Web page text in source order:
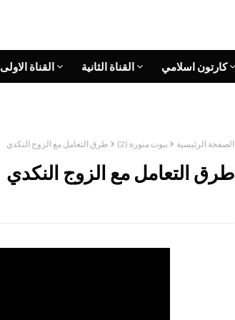
القناة الاولى القناة الثانية كارتون اسلامي
الصفحة الرئيسية بيوت منورة (2) طرق التعامل مع الزوج النكدي
طرق التعامل مع الزوج النكدي